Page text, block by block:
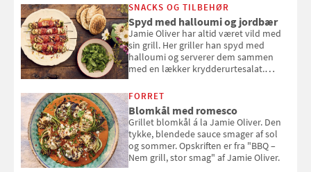
SNACKS OG TILBEHØR
Spyd med halloumi og jordbær
Jamie Oliver har altid været vild med
sin grill. Her griller han spyd med
halloumi og serverer dem sammen
med en lækker krydderurtesalat.
smag" af Jamie Oliver.
FORRET
Blomkål med romesco
Grillet blomkål á la Jamie Oliver. Den
tykke, blendede sauce smager af sol
og sommer. Opskriften er fra "BBQ –
Nem grill, stor smag" af Jamie Oliver.